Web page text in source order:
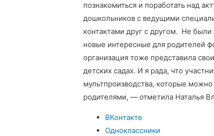
познакомиться и поработать над
дошкольников с ведущими
контактами друг с другом. Не
новые интересные для родителей
организация тоже представила
детских садах. И я рада, что
мультпроизводства, которые
родителями, — отметила Наталья
ВКонтакте
Одноклассники